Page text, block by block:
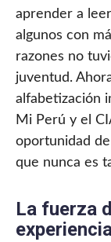
aprender a
algunos con
razones no
juventud.
alfabetización
Mi Perú y el
oportunidad
que nunca es
La fuerza